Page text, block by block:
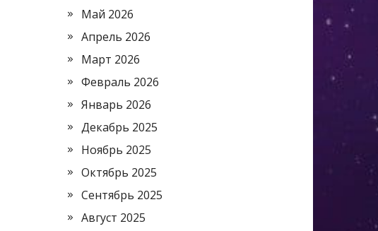
Май 2026
Апрель 2026
Март 2026
Февраль 2026
Январь 2026
Декабрь 2025
Ноябрь 2025
Октябрь 2025
Сентябрь 2025
Август 2025